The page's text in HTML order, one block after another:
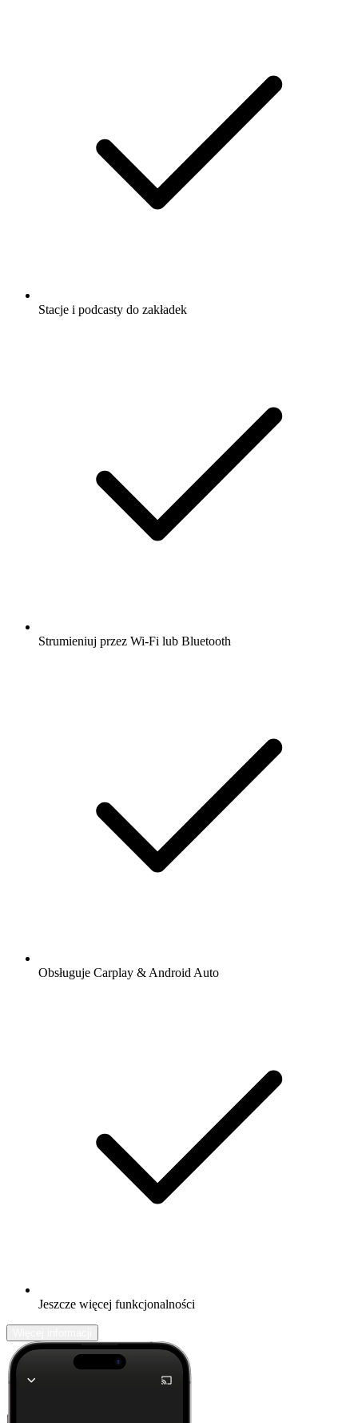
Stacje i podcasty do zakładek
Strumieniuj przez Wi-Fi lub Bluetooth
Obsługuje Carplay & Android Auto
Jeszcze więcej funkcjonalności